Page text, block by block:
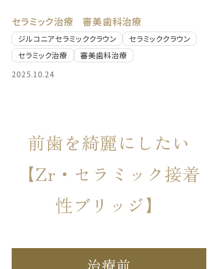
セラミック治療 審美歯科治療
ジルコニアセラミッククラウン
セラミッククラウン
セラミック治療
審美歯科治療
2025.10.24
前歯を綺麗にしたい
【Zr・セラミック接着
性ブリッジ】
治療前